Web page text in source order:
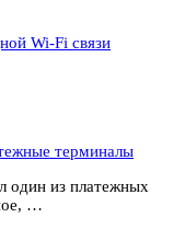
Wi-Fi связи
терминалы
один из платежных
…